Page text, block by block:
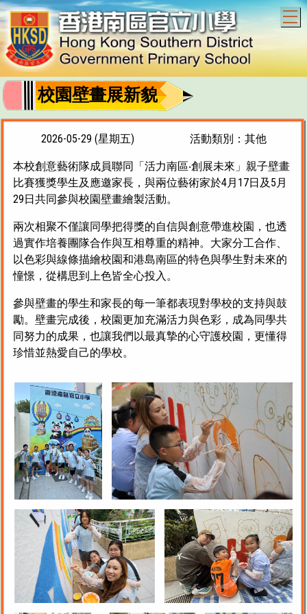
校園壁畫展新貌
2026-05-29 (星期五) 活動類別：其他
本校創意藝術隊成員聯同「活力南區‧創展未來」親子壁畫
比賽獲獎學生及應邀家長，與兩位藝術家於4月17日及5月
29日共同參與校園壁畫繪製活動。
兩次相聚不僅讓同學把得獎的自信與創意帶進校園，也透
過實作培養團隊合作與互相尊重的精神。大家分工合作、
以色彩與線條描繪校園和港島南區的特色與學生對未來的
憧憬，從構思到上色皆全心投入。
參與壁畫的學生和家長的每一筆都表現對學校的支持與鼓
勵。壁畫完成後，校園更加充滿活力與色彩，成為同學共
同努力的成果，也讓我們以最真摯的心守護校園，更懂得
珍惜並熱愛自己的學校。